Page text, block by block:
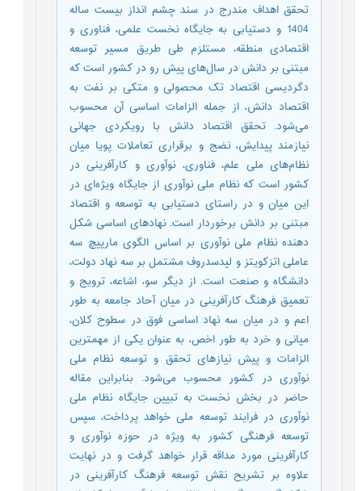
تحقق اهداف مندرج در سند چشم انداز بيست ساله
1404 و دستيابی به جايگاه نخست علمی، فناوری و
اقتصادی منطقه، مستلزم طی طريق مسير توسعه
مبتنی بر دانش در سال‌های پيش رو در کشور است که
دگرديسی اقتصاد تک محصولی و متکی بر نفت به
اقتصاد دانش، از جمله الزامات اساسی آن محسوب
می‌شود. تحقق اقتصاد دانش با رويکردی جهانی
نيازمند پيدايش، نضج و برقراری تعاملات پويا ميان
نظام‌های ملی علم، فناوری، نوآوری و کارآفرينی در
کشور است که نظام ملی نوآوری از جايگاه ويژه‌ای در
اين ميان و در راستای دستيابی به توسعه و اقتصاد
مبتنی بر دانش برخوردار است. نهادهای اساسی شکل
دهنده نظام ملی نوآوری بر اساس الگوی مارپيچ سه
عاملی اتزكويتز و ليدسدروف مشتمل بر سه نهاد دولت،
دانشگاه و صنعت است. از ديگر سو، اشاعه، ترويج و
تعميق فرهنگ کارآفرينی در ميان آحاد جامعه به طور
اعم و در ميان سه نهاد اساسی فوق در سطوح کلان،
ميانی و خرد به طور اخص، به عنوان يکی از مهمترين
الزامات و پيش نيازهای تحقق و توسعه نظام ملی
نوآوری در کشور محسوب می‌شود. بنابراين مقاله
حاضر در بخش نخست به تبيين جايگاه نظام ملی
نوآوری در فرايند توسعه ملی خواهد پرداخت، سپس
توسعه فرهنگی کشور به ويژه در حوزه نوآوری و
کارآفرينی مورد مداقه قرار خواهد گرفت و در نهايت
علاوه بر تشريح نقش توسعه فرهنگ کارآفرينی در